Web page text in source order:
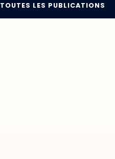
TOUTES LES PUBLICATIONS